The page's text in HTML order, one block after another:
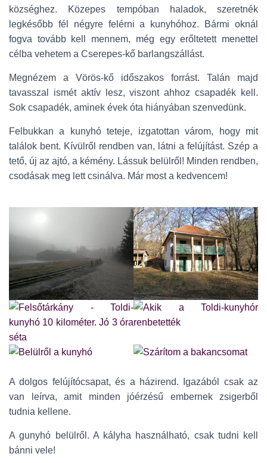
községhez. Közepes tempóban haladok, szeretnék
legkésőbb fél négyre felérni a kunyhóhoz. Bármi oknál
fogva tovább kell mennem, még egy erőltetett menettel
célba vehetem a Cserepes-kő barlangszállást.
Megnézem a Vörös-kő időszakos forrást. Talán majd
tavasszal ismét aktív lesz, viszont ahhoz csapadék kell.
Sok csapadék, aminek évek óta hiányában szenvedünk.
Felbukkan a kunyhó teteje, izgatottan várom, hogy mit
találok bent. Kívülről rendben van, látni a felújítást. Szép a
tető, új az ajtó, a kémény. Lássuk belülről! Minden rendben,
csodásak meg lett csinálva. Már most a kedvencem!
A dolgos felújítócsapat, és a házirend. Igazából csak az
van leírva, amit minden jóérzésű embernek zsigerből
tudnia kellene.
A gunyhó belülről. A kályha használható, csak tudni kell
bánni vele!